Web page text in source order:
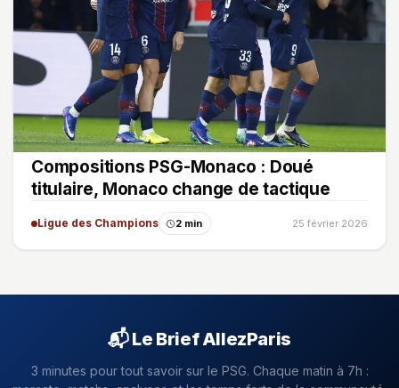
Compositions PSG-Monaco : Doué
titulaire, Monaco change de tactique
Ligue des Champions 2 min 25 février 2026
📬 Le Brief AllezParis
3 minutes pour tout savoir sur le PSG. Chaque matin à 7h :